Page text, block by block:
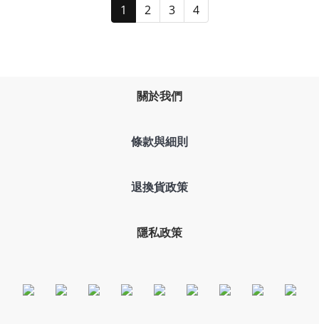
1 2 3 4
關於我們
條款與細則
退換貨政策
隱私政策